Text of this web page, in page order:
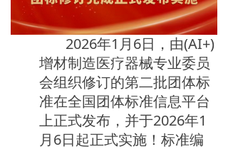
2026年1月6日，由(AI+)
增材制造医疗器械专业委员
会组织修订的第二批团体标
准在全国团体标准信息平台
上正式发布，并于2026年1
月6日起正式实施！标准编